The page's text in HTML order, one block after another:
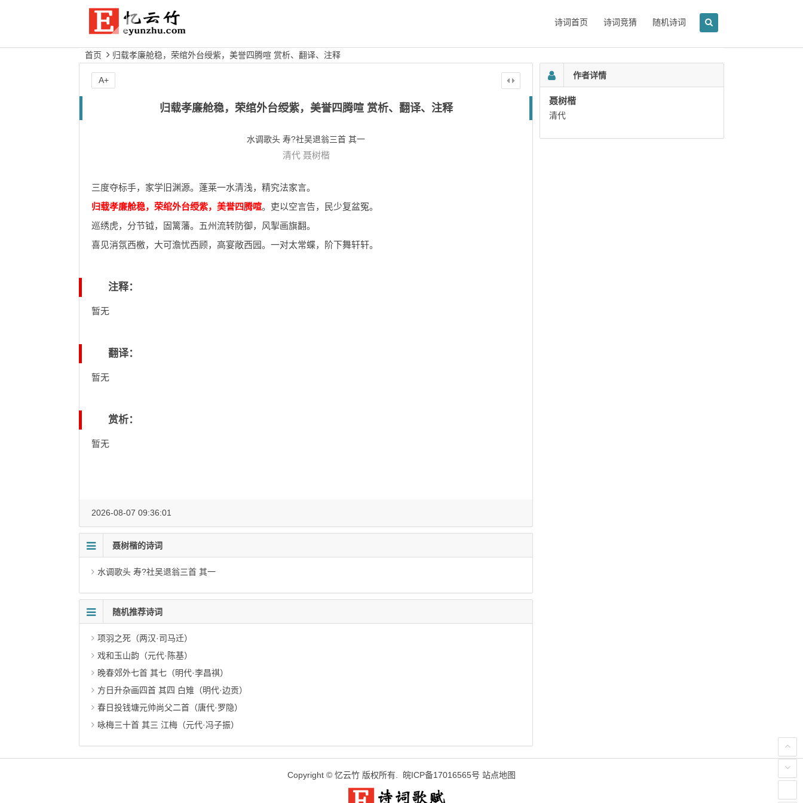
诗词首页 诗词竞猜 随机诗词
首页 归载孝廉舱稳，荣绾外台绶紫，美誉四腾喧 赏析、翻译、注释
归载孝廉舱稳，荣绾外台绶紫，美誉四腾喧 赏析、翻译、注释
水调歌头 寿?社吴退翁三首 其一
清代 聂树楷
三度夺标手，家学旧渊源。蓬莱一水清浅，精究法家言。
归载孝廉舱稳，荣绾外台绶紫，美誉四腾喧。吏以空言告，民少复盆冤。
巡绣虎，分节钺，固篱藩。五州流转防御，风掣画旗翻。
喜见消氛西檄，大可澹忧西顾，高宴敞西园。一对太常蝶，阶下舞轩轩。
注释：
暂无
翻译：
暂无
赏析：
暂无
A+
2026-08-07 09:36:01
聂树楷的诗词
水调歌头 寿?社吴退翁三首 其一
随机推荐诗词
项羽之死（两汉·司马迁）
戏和玉山韵（元代·陈基）
晚春郊外七首 其七（明代·李昌祺）
方日升杂画四首 其四 白雉（明代·边贡）
春日投钱塘元帅尚父二首（唐代·罗隐）
咏梅三十首 其三 江梅（元代·冯子振）
作者详情
聂树楷
清代
Copyright © 忆云竹 版权所有. 皖ICP备17016565号 站点地图